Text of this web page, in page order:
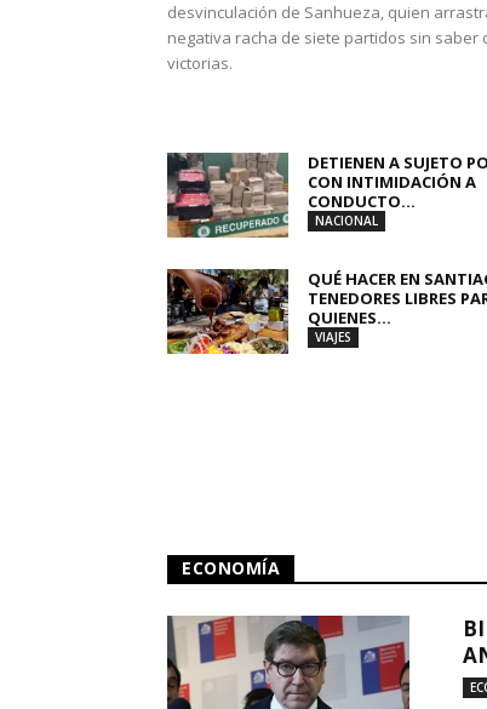
desvinculación de Sanhueza, quien
negativa racha de siete partidos sin saber
victorias.
DETIENEN A SUJETO
CON INTIMIDACIÓN A
CONDUCTO...
NACIONAL
QUÉ HACER EN
TENEDORES LIBRES
QUIENES...
VIAJES
ECONOMÍA